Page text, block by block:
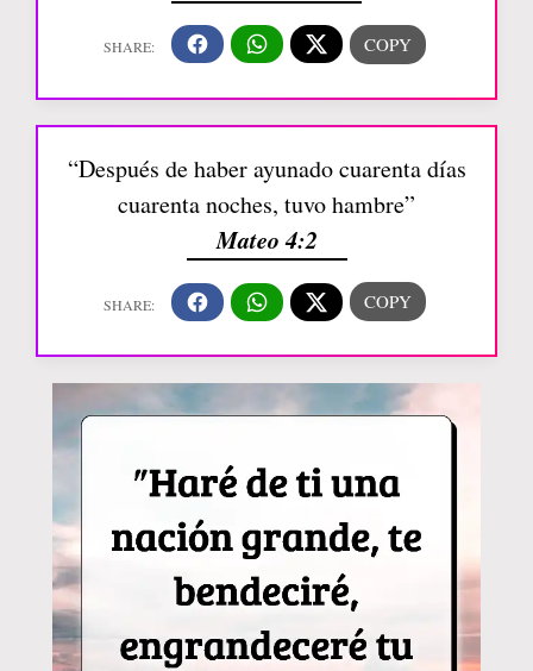
“Después de haber ayunado cuarenta días
cuarenta noches, tuvo hambre”
Mateo 4:2